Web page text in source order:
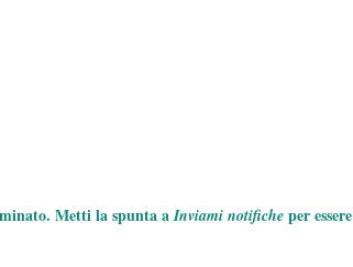
Metti la spunta aInviami notifiche per essere